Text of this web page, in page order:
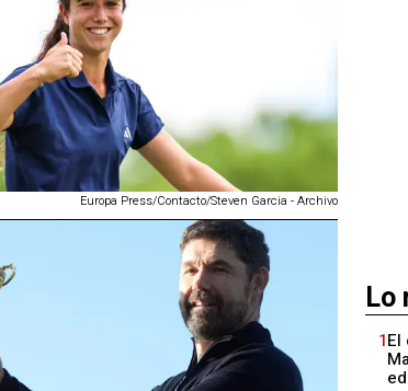
Europa Press/Contacto/Steven Garcia - Archivo
Lo
1El